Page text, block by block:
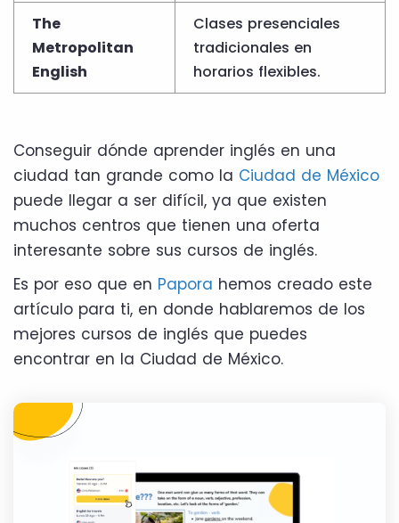
The
Metropolitan
English
Clases presenciales
tradicionales en
horarios flexibles.
Conseguir dónde aprender inglés en una
ciudad tan grande como la Ciudad de México
puede llegar a ser difícil, ya que existen
muchos centros que tienen una oferta
interesante sobre sus cursos de inglés.
Es por eso que en Papora hemos creado este
artículo para ti, en donde hablaremos de los
mejores cursos de inglés que puedes
encontrar en la Ciudad de México.